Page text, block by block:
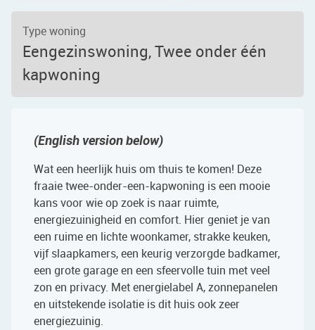
Type woning
Eengezinswoning, Twee onder één
kapwoning
(English version below)
Wat een heerlijk huis om thuis te komen! Deze
fraaie twee-onder-een-kapwoning is een mooie
kans voor wie op zoek is naar ruimte,
energiezuinigheid en comfort. Hier geniet je van
een ruime en lichte woonkamer, strakke keuken,
vijf slaapkamers, een keurig verzorgde badkamer,
een grote garage en een sfeervolle tuin met veel
zon en privacy. Met energielabel A, zonnepanelen
en uitstekende isolatie is dit huis ook zeer
energiezuinig.